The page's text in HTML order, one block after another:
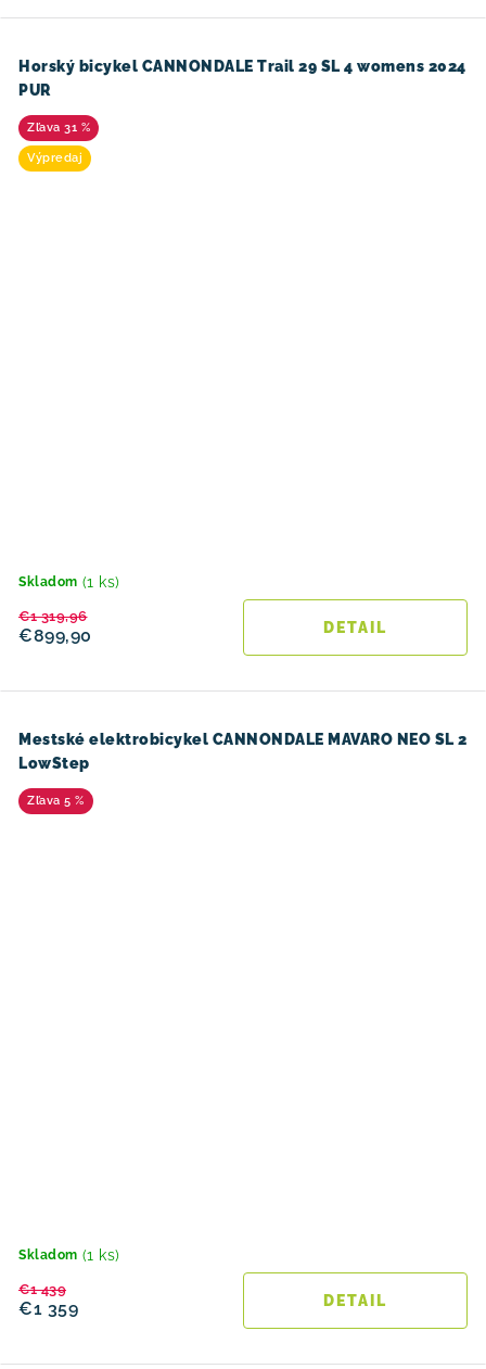
Horský bicykel CANNONDALE Trail 29 SL 4 womens 2024
PUR
31 %
Výpredaj
Skladom (1 ks)
€899,90
€1 319,96
DETAIL
Mestské elektrobicykel CANNONDALE MAVARO NEO SL 2
LowStep
5 %
Skladom (1 ks)
€1 359
€1 439
DETAIL